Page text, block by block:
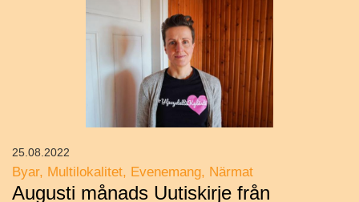
Byar Multilokalitet Evenemang Närmat
Augusti månads Uutiskirje från
25.08.2022